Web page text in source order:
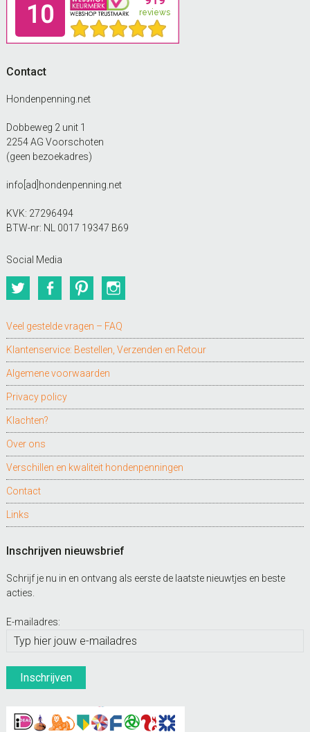
Contact
Hondenpenning.net
Dobbeweg 2 unit 1
2254 AG Voorschoten
(geen bezoekadres)
info[ad]hondenpenning.net
KVK: 27296494
BTW-nr: NL 0017 19347 B69
Social Media
TwitterFacebookPinterest
Veel gestelde vragen – FAQ
Klantenservice: Bestellen, Verzenden en Retour
Algemene voorwaarden
Privacy policy
Klachten?
Over ons
Verschillen en kwaliteit hondenpenningen
Contact
Links
Inschrijven nieuwsbrief
Schrijf je nu in en ontvang als eerste de laatste nieuwtjes en beste
acties.
E-mailadres: